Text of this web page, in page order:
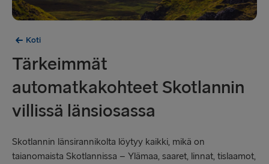
Koti
Tärkeimmät
automatkakohteet Skotlannin
villissä länsiosassa
Skotlannin länsirannikolta löytyy kaikki, mikä on
taianomaista Skotlannissa – Ylämaa, saaret, linnat, tislaamot,